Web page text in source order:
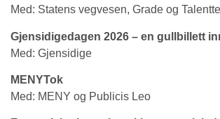
Med: Statens vegvesen, Grade og
Gjensidigedagen 2026 – en gullbillett
Med: Gjensidige
MENYTok
Med: MENY og Publicis Leo